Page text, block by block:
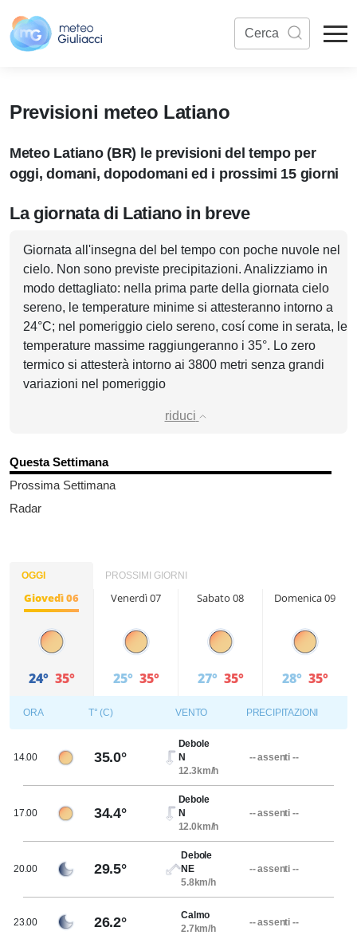
Previsioni meteo Latiano
Meteo Latiano (BR) le previsioni del tempo per
oggi, domani, dopodomani ed i prossimi 15 giorni
La giornata di Latiano in breve
Giornata all'insegna del bel tempo con poche nuvole nel
cielo. Non sono previste precipitazioni. Analizziamo in
modo dettagliato: nella prima parte della giornata cielo
sereno, le temperature minime si attesteranno intorno a
24°C; nel pomeriggio cielo sereno, cosí come in serata, le
temperature massime raggiungeranno i 35°. Lo zero
termico si attesterà intorno ai 3800 metri senza grandi
variazioni nel pomeriggio
riduci
Questa Settimana
Prossima Settimana
Radar
OGGI PROSSIMI GIORNI
Giovedì 06
24° 35°
Venerdì 07
25° 35°
Sabato 08
27° 35°
Domenica 09
28° 35°
ORA T° (C) VENTO PRECIPITAZIONI
14.00 35.0°
Debole
N
12.3km/h
-- assenti --
17.00 34.4°
Debole
N
12.0km/h
-- assenti --
20.00 29.5°
Debole
NE
5.8km/h
-- assenti --
23.00 26.2°
Calmo
2.7km/h
-- assenti --